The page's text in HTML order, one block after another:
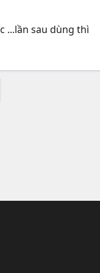
...lần sau dùng thì